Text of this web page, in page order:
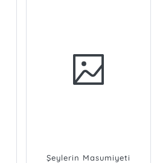
Şeylerin Masumiyeti